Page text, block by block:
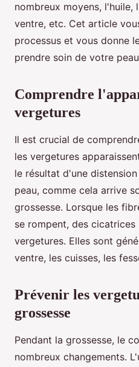
nombreux moyens, l'huile,
ventre, etc. Cet article
processus et vous donne
prendre soin de votre
Comprendre
vergetures
Il est crucial de
les vergetures
le résultat d'une
peau, comme cela arrive
grossesse. Lorsque les
se rompent, des
vergetures. Elles sont
ventre, les cuisses, les
Prévenir les
grossesse
Pendant la grossesse, le
nombreux changements.